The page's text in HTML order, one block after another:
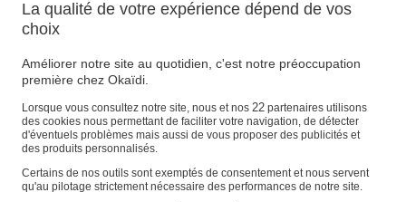
Produits suggérés
Voir tous les produits
Magasin
Vos informations personnelles
Suivre une commande
Panier
La qualité de votre expérience dépend de vos
choix
Améliorer notre site au quotidien, c'est notre préoccupation
première chez Okaïdi.
Lorsque vous consultez notre site, nous et nos 22partenaires utilisons
des cookies nous permettant de faciliter votre navigation, de détecter
d'éventuels problèmes mais aussi de vous proposer des publicités et
des produits personnalisés.
Certains de nos outils sont exemptés de consentement et nous servent
qu'au pilotage strictement nécessaire des performances de notre site.